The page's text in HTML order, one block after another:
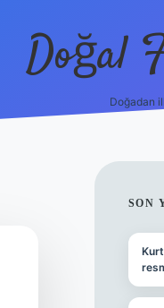
Doğal
Doğadan
SON